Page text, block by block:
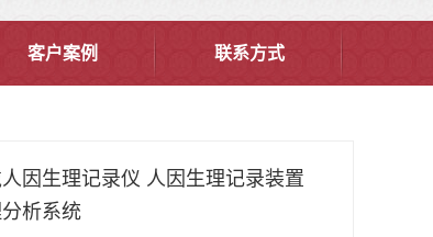
客户案例 联系方式
因生理记录仪 人因生理记录装置
析系统